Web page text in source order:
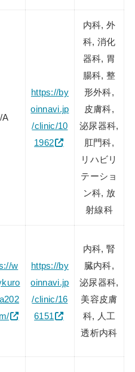
A
https://by
oinnavi.jp
/clinic/10
1962
内科, 外
科, 消化
器科, 胃
腸科, 整
形外科,
皮膚科,
泌尿器科,
肛門科,
リハビリ
テーショ
ン科, 放
射線科
w
https://by
oinnavi.jp
/clinic/16
6151
内科, 腎
臓内科,
泌尿器科,
美容皮膚
科, 人工
透析内科